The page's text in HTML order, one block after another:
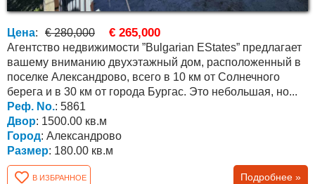
Цена: € 280,000 € 265,000
Агентство недвижимости ”Bulgarian EStates” предлагает
вашему вниманию двухэтажный дом, расположенный в
поселке Александрово, всего в 10 км от Солнечного
берега и в 30 км от города Бургас. Это небольшая, но...
Реф. No.: 5861
Двор: 1500.00 кв.м
Город: Александрово
Размер: 180.00 кв.м
В ИЗБРАННОЕ Подробнее »